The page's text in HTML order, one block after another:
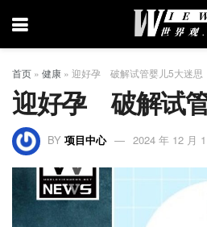
首页 » 健康 » 迎好孕 破解试管婴儿5大迷思
迎好孕 破解试
BY 项目中心 2024 年 12 月